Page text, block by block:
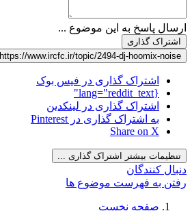
ارسال پاسخ به این موضوع ...
اشتراک گذاری
https://www.ircfc.ir/topic/2494-dj-hoomix-noise/
اشتراک گذاری در فیس بوک
{lang="reddit_text"
اشتراک گذاری در لینکدین
به اشتراک گذاری در Pinterest
Share on X
تنظیمات بیشتر اشتراک گذاری ...
دنبال کنندگان
رفتن به فهرست موضوع ها
صفحه نخست